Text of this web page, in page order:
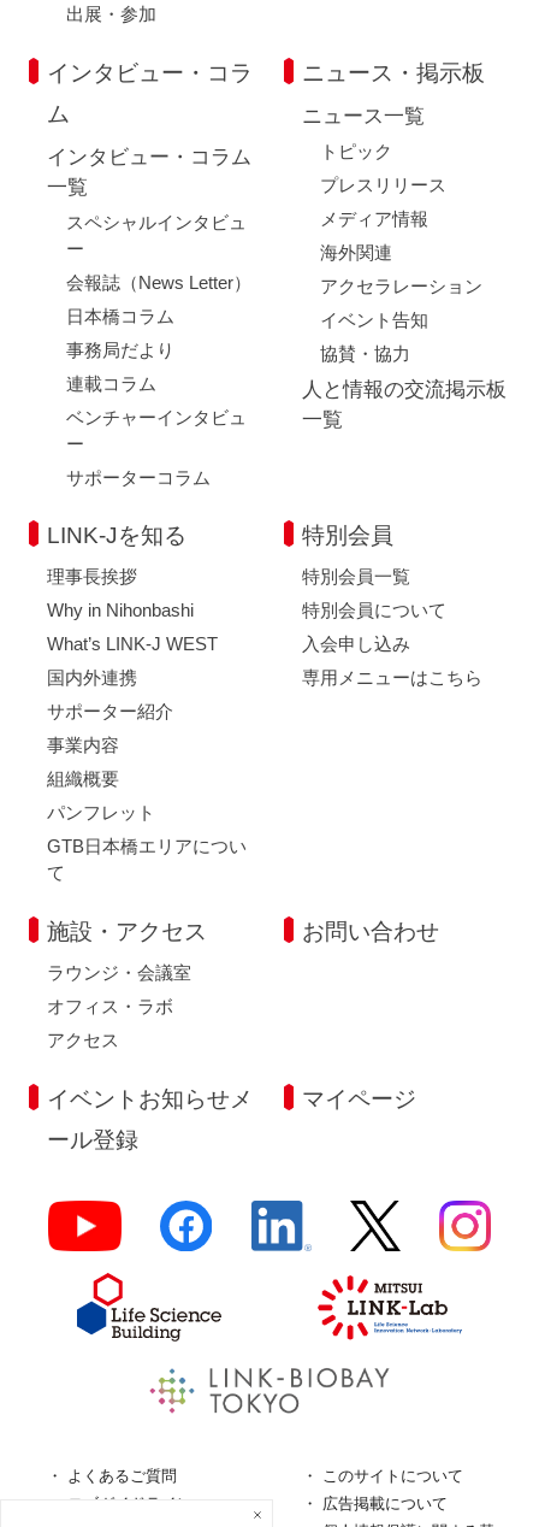
出展・参加
インタビュー・コラ
ム
インタビュー・コラム
一覧
スペシャルインタビュ
ー
会報誌（News Letter）
日本橋コラム
事務局だより
連載コラム
ベンチャーインタビュ
ー
サポーターコラム
ニュース・掲示板
ニュース一覧
トピック
プレスリリース
メディア情報
海外関連
アクセラレーション
イベント告知
協賛・協力
人と情報の交流掲示板
一覧
LINK-Jを知る
理事長挨拶
Why in Nihonbashi
What’s LINK-J WEST
国内外連携
サポーター紹介
事業内容
組織概要
パンフレット
GTB日本橋エリアについ
て
特別会員
特別会員一覧
特別会員について
入会申し込み
専用メニューはこちら
施設・アクセス
ラウンジ・会議室
オフィス・ラボ
アクセス
お問い合わせ
イベントお知らせメ
ール登録
マイページ
よくあるご質問
このサイトについて
ロゴガイドライン
広告掲載について